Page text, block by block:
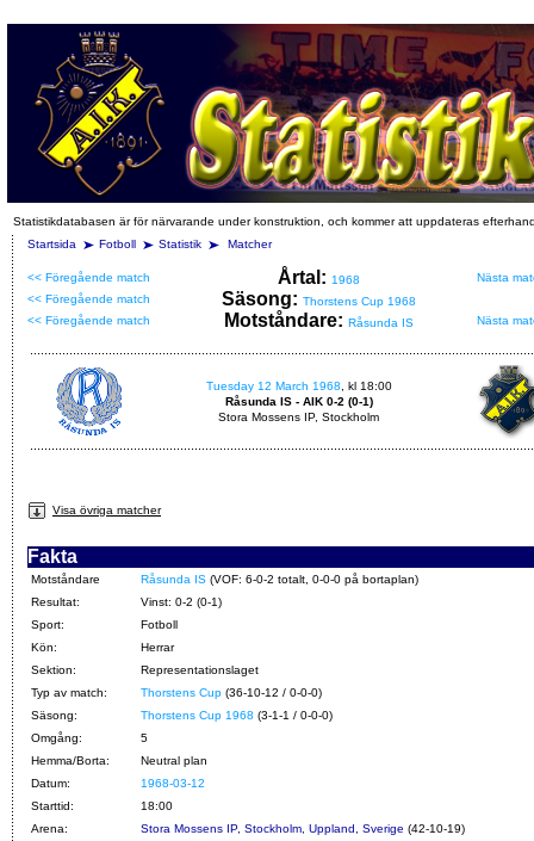
Statistikdatabasen är för närvarande under konstruktion, och kommer att uppdateras
Startsida
Fotboll Statistik Matcher
<< Föregående match Årtal: 1968
Nästa
<< Föregående match
Säsong: Thorstens Cup 1968
<< Föregående match
Motståndare: Råsunda IS Nästa
Tuesday 12 March 1968 , kl 18:00
Råsunda IS - AIK 0-2 (0-1)
Stora Mossens IP, Stockholm
Visa övriga matcher
Fakta
Motståndare Råsunda IS (VOF: 6-0-2 totalt, 0-0-0 på bortaplan)
Resultat:
Vinst: 0-2 (0-1)
Sport:
Fotboll
Kön:
Herrar
Sektion:
Representationslaget
Typ av match:
Thorstens Cup (36-10-12 / 0-0-0)
Säsong:
Thorstens Cup 1968 (3-1-1 / 0-0-0)
Omgång:
5
Hemma/Borta:
Neutral plan
Datum:
1968-03-12
Starttid:
18:00
Arena:
Stora Mossens IP, Stockholm, Uppland, Sverige (42-10-19)